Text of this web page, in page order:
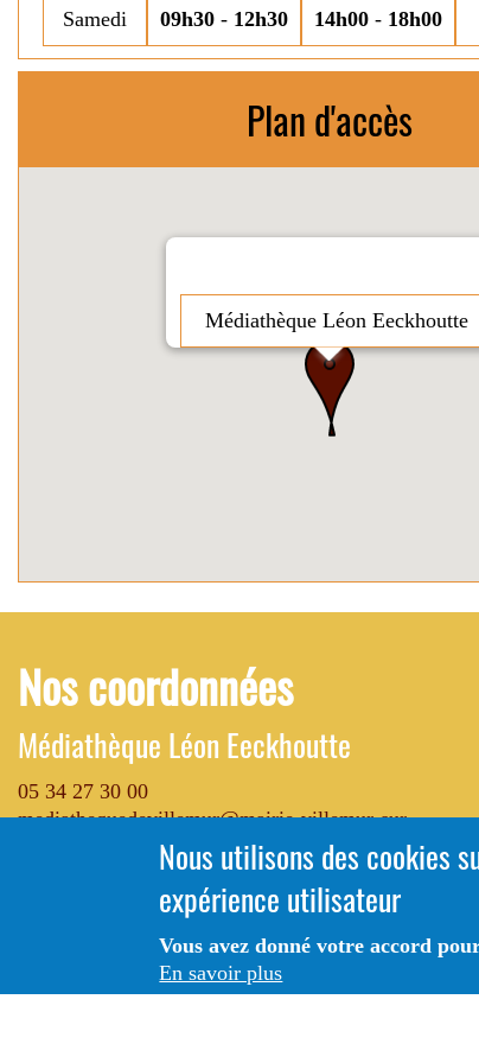
Samedi 09h30 - 12h30 14h00 - 18h00
Plan d'accès
Médiathèque Léon Eeckhoutte
Nos coordonnées
Médiathèque Léon Eeckhoutte
05 34 27 30 00
mediathequedevillemur@mairie-villemur-sur-
31340 VILLEMUR-SUR-TARN
Nous utilisons des cookies
expérience utilisateur
Vous avez donné votre accord
En savoir plus